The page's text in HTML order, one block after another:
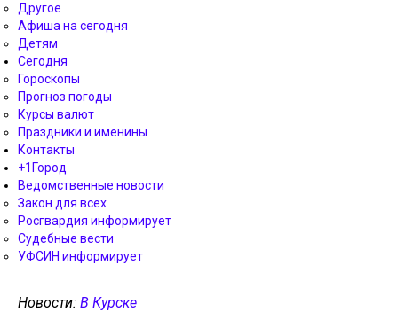
Другое
Афиша на сегодня
Детям
Сегодня
Гороскопы
Прогноз погоды
Курсы валют
Праздники и именины
Контакты
+1Город
Ведомственные новости
Закон для всех
Росгвардия информирует
Судебные вести
УФСИН информирует
Новости: В Курске